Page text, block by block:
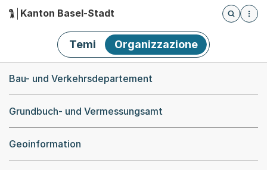
Hauptnavigation
Kanton Basel-Stadt
Öffnet
Temi Organizzazione
Bau- und Verkehrsdepartement
Grundbuch- und Vermessungsamt
Geoinformation